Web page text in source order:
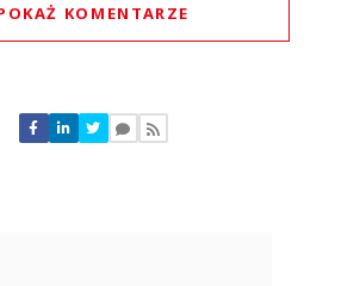
KOMENTARZE
Nie znaleziono komentarzy
swoje komentarze